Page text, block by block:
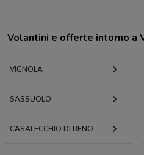
Volantini e offerte intorno a
VIGNOLA
SASSUOLO
CASALECCHIO DI RENO